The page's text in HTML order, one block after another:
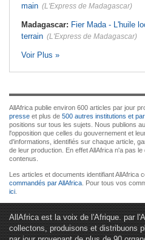
main (L'Express de Madagascar)
Madagascar: Fier Mada - L'huile
terrain (L'Express de Madagascar)
Voir Plus »
AllAfrica publie environ 600 articles par jour
presse et plus de 500 autres institutions et
positions sur tous les sujets. Nous publions
l'opposition que celles du gouvernement et
d'informations, identifiés sur chaque article,
de leur production. En effet AllAfrica n'a pas
contenus.
Les articles et documents identifiant AllAfrica
commandés par AllAfrica . Pour tous vos
ici
AllAfrica est la voix de l'Afrique. par
collectons, produisons et distribuons